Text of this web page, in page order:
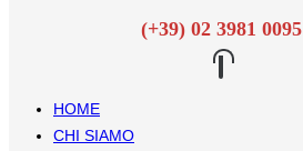
(+39) 02 3981 0095
HOME
CHI SIAMO